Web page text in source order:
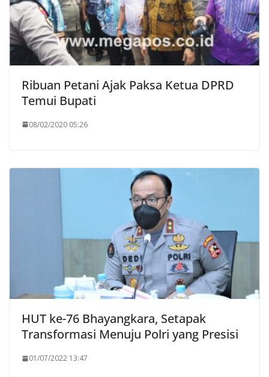
Ribuan Petani Ajak Paksa Ketua DPRD
Temui Bupati
08/02/2020 05:26
HUT ke-76 Bhayangkara, Setapak
Transformasi Menuju Polri yang Presisi
01/07/2022 13:47